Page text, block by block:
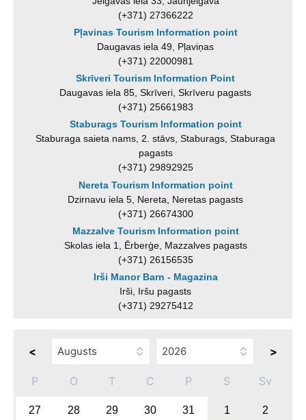
(+371) 27366222
Pļavinas Tourism Information point
Daugavas iela 49, Pļaviņas
(+371) 22000981
Skrīveri Tourism Information Point
Daugavas iela 85, Skrīveri, Skrīveru pagasts
(+371) 25661983
Staburags Tourism Information point
Staburaga saieta nams, 2. stāvs, Staburags, Staburaga
pagasts
(+371) 29892925
Nereta Tourism Information point
Dzirnavu iela 5, Nereta, Neretas pagasts
(+371) 26674300
Mazzalve Tourism Information point
Skolas iela 1, Ērberģe, Mazzalves pagasts
(+371) 26156535
Irši Manor Barn - Magazina
Irši, Iršu pagasts
(+371) 29275412
< >
P O T C P S Sv
27 28 29 30 31 1 2